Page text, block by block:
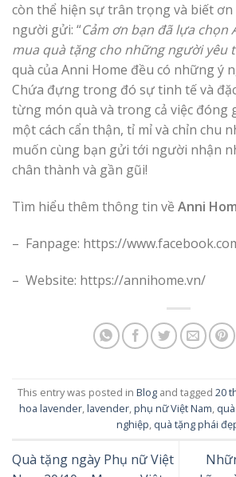
còn thể hiện sự trân trọng và biết ơn
người gửi: “Cảm ơn bạn đã lựa chọn
mua quà tặng cho những người yêu
quà của Anni Home đều có những ý
Chứa đựng trong đó sự tinh tế và
từng món quà và trong cả việc đóng
một cách cẩn thận, tỉ mỉ và chỉn chu
muốn cùng bạn gửi tới người nhận
chân thành và gần gũi!
Tìm hiểu thêm thông tin về Anni
– Fanpage: https://
– Website: https://annihome.vn/
This entry was posted in Blog and tagged 20
hoa lavender,lavender,phụ nữ Việt Nam,
nghiệp, quà tặng phái
Quà tặng ngày Phụ nữ Việt